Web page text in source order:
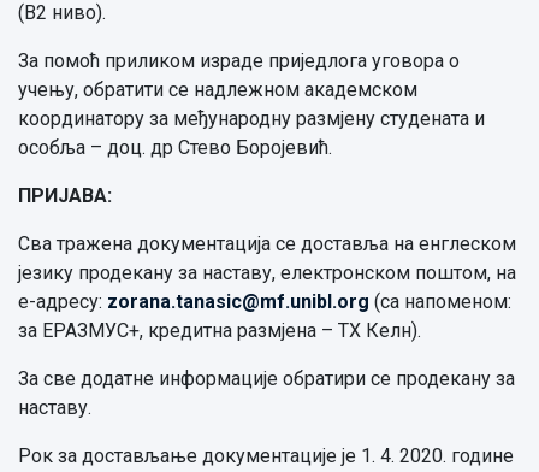
(B2 ниво).
За помоћ приликом израде приједлога уговора о
учењу, обратити се надлежном академском
координатору за међународну размјену студената и
особља – доц. др Стево Боројевић.
ПРИЈАВА:
Сва тражена документација се доставља на енглеском
језику продекану за наставу, електронском поштом, на
е-адресу: zorana.tanasic@mf.unibl.org (са напоменом:
за ЕРАЗМУС+, кредитна размјена – ТХ Келн).
За све додатне информације обратири се продекану за
наставу.
Рок за достављање документације је 1. 4. 2020. године